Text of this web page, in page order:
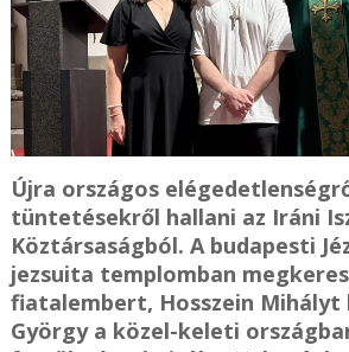
Újra országos
tüntetésekről hallani az Iráni
Köztársaságból. A budapesti
jezsuita templomban
fiatalembert, Hosszein Mihályt
György a közel-keleti